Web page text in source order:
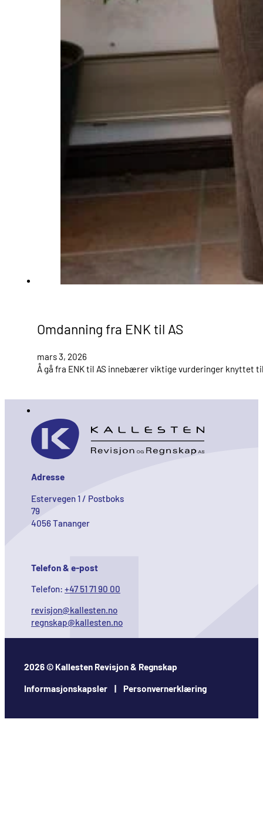
Omdanning fra ENK til AS
mars 3, 2026
Å gå fra ENK til AS innebærer viktige vurderinger knyttet
Adresse
Estervegen 1 / Postboks
79
4056 Tananger
Telefon & e-post
Telefon:+47 51 71 90 00
revisjon@kallesten.no
regnskap@kallesten.no
2026 © Kallesten Revisjon & Regnskap
Informasjonskapsler | Personvernerklæring